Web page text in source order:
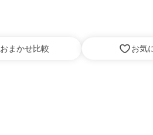
おまかせ比較 お気